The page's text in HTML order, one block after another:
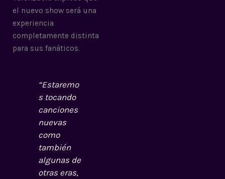
el nuevo show será una
experiencia
completamente distinta
para sus fanáticos.
“Estaremo
s tocando
canciones
nuevas
como
también
algunas de
otras eras,